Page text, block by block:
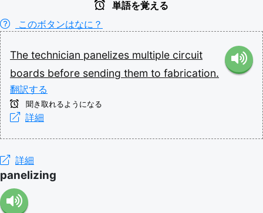
単語を覚える
このボタンはなに？
The technician panelizes multiple circuit
boards before sending them to fabrication.
翻訳する
聞き取れるようになる
詳細
詳細
panelizing